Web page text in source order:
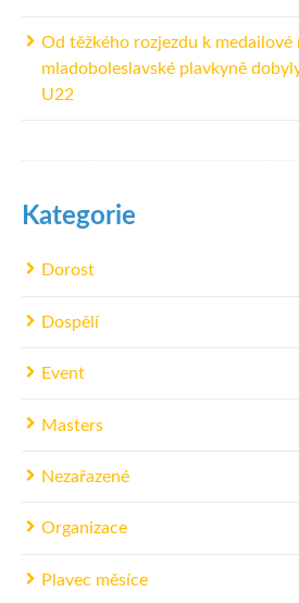
Od těžkého rozjezdu k medailové
mladoboleslavské plavkyně
U22
Kategorie
Dorost
Dospělí
Event
Masters
Nezařazené
Organizace
Plavec měsíce